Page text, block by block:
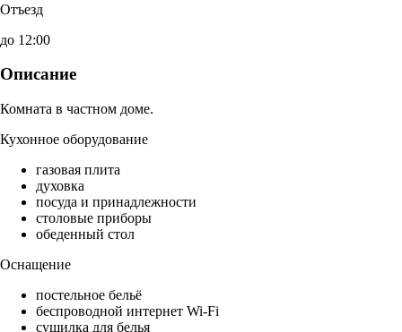
Отъезд
до 12:00
Описание
Комната в частном доме.
Кухонное оборудование
газовая плита
духовка
посуда и принадлежности
столовые приборы
обеденный стол
Оснащение
постельное бельё
беспроводной интернет Wi-Fi
сушилка для белья